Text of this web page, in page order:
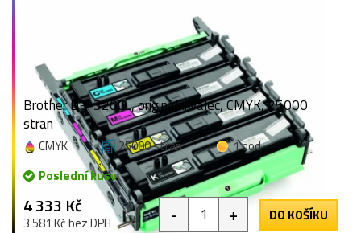
Brother DR-320CL, originální válec, CMYK, 25000
stran
CMYK 25000 stran
1 bod
Poslední kusy
4 333 Kč
3 581 Kč bez DPH - + DO KOŠÍKU